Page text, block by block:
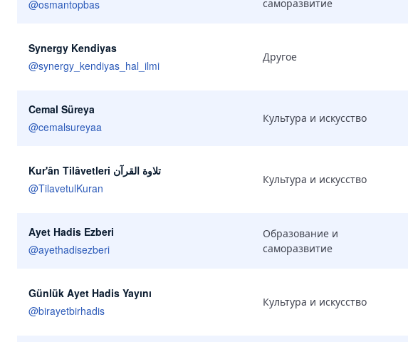
@osmantopbas
саморазвитие
Synergy Kendiyas
@synergy_kendiyas_hal_ilmi
Другое
Cemal Süreya
@cemalsureyaa
Культура и искусство
Kur'ân Tilâvetleri تلاوة القرآن
@TilavetulKuran
Культура и искусство
Ayet Hadis Ezberi
@ayethadisezberi
Образование и
саморазвитие
Günlük Ayet Hadis Yayını
@birayetbirhadis
Культура и искусство